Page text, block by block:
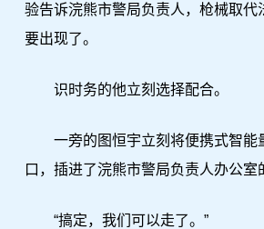
验告诉浣熊市警局负责人，枪械取代
要出现了。
识时务的他立刻选择配合。
一旁的图恒宇立刻将便携式智能
口，插进了浣熊市警局负责人办公室
“搞定，我们可以走了。”